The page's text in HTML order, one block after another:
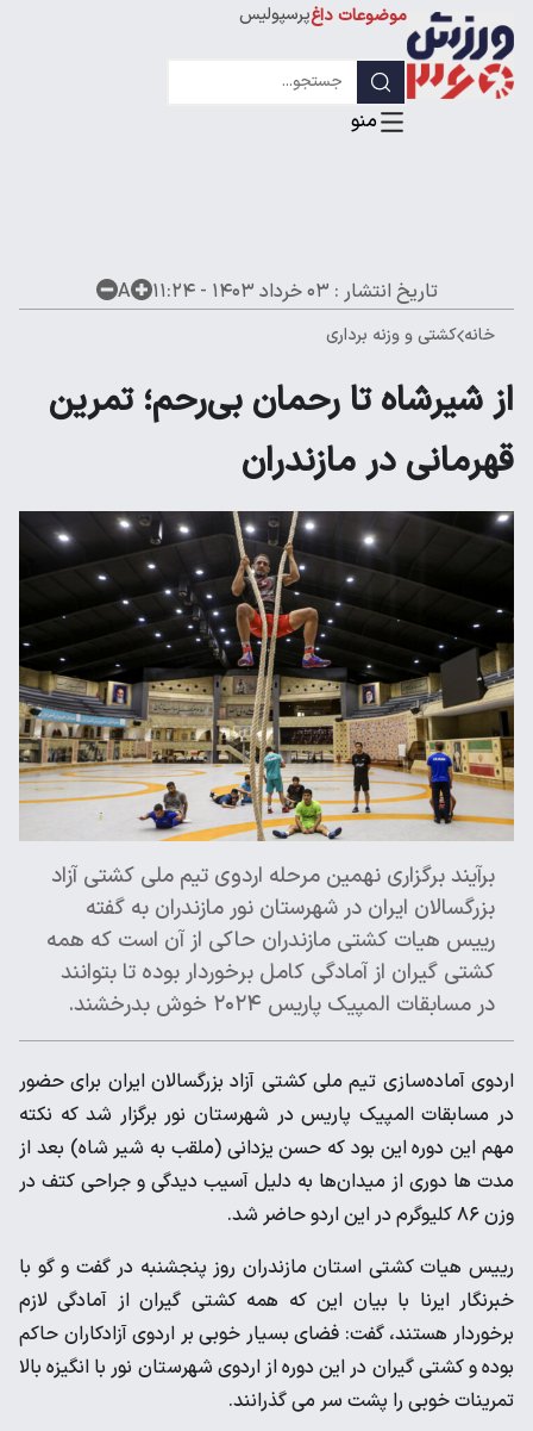
موضوعات داغپرسپولیس
لیگ قهرمانان
تاریخ انتشار : ۰۳ خرداد ۱۴۰۳ - ۱۱:۲۴ A
خانه کشتی و وزنه برداری
از شیرشاه تا رحمان بی‌رحم؛ تمرین
قهرمانی در مازندران
برآیند برگزاری نهمین مرحله اردوی تیم ملی کشتی آزاد
بزرگسالان ایران در شهرستان نور مازندران به گفته
رییس هیات کشتی مازندران حاکی از آن است که همه
کشتی گیران از آمادگی کامل برخوردار بوده تا بتوانند
در مسابقات المپیک پاریس ۲۰۲۴ خوش بدرخشند.
اردوی آماده‌سازی تیم ملی کشتی آزاد بزرگسالان ایران برای حضور
در مسابقات المپیک پاریس در شهرستان نور برگزار شد که نکته
مهم این دوره این بود که حسن یزدانی (ملقب به شیر شاه) بعد از
مدت ها دوری از میدان‌ها به دلیل آسیب دیدگی و جراحی کتف در
وزن ۸۶ کلیوگرم در این اردو حاضر شد.
رییس هیات کشتی استان مازندران روز پنجشنبه در گفت و گو با
خبرنگار ایرنا با بیان این که همه کشتی گیران از آمادگی لازم
برخوردار هستند، گفت: فضای بسیار خوبی بر اردوی آزادکاران حاکم
بوده و کشتی گیران در این دوره از اردوی شهرستان نور با انگیزه بالا
تمرینات خوبی را پشت سر می گذرانند.